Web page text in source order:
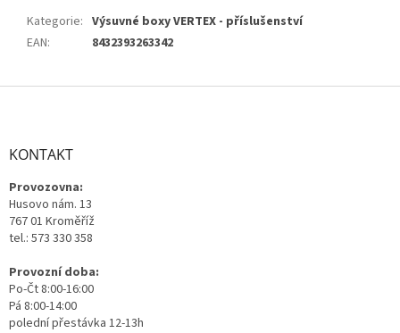
Kategorie: Výsuvné boxy VERTEX - příslušenství
EAN: 8432393263342
Z
KONTAKT
Provozovna:
Husovo nám. 13
767 01 Kroměříž
tel.: 573 330 358
Provozní doba:
Po-Čt 8:00-16:00
Pá 8:00-14:00
polední přestávka 12-13h